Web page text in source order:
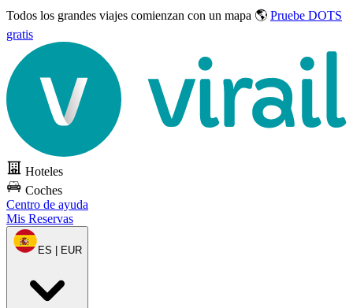
Todos los grandes viajes comienzan con un mapa 🌎 Pruebe DOTS
gratis
Hoteles
Coches
Centro de ayuda
Mis Reservas
ES | EUR